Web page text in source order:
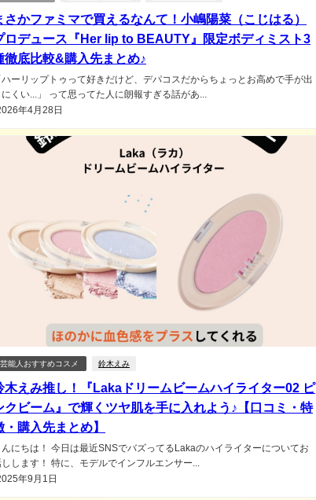
さかファミマで買えるなんて！小嶋陽菜（こじはる）
ロデュース『Her lip to BEAUTY』限定ボディミスト3
徹底比較&購入先まとめ♪
ハーリップトゥって好きだけど、デパコスだからちょっとお高めで手が出
にくい...」 って思ってた人に朗報すぎる話があ...
年4月28日
芸能人おすすめコスメ 鈴木えみ
木えみ推し！『Lakaドリームビームハイライター02 ピ
クビーム』で輝くツヤ肌を手に入れよう♪【口コミ・特
・購入先まとめ】
んにちは！ 今日は最近SNSでバズってるLakaのハイライターについてお
します！ 特に、モデルでインフルエンサー...
年9月1日